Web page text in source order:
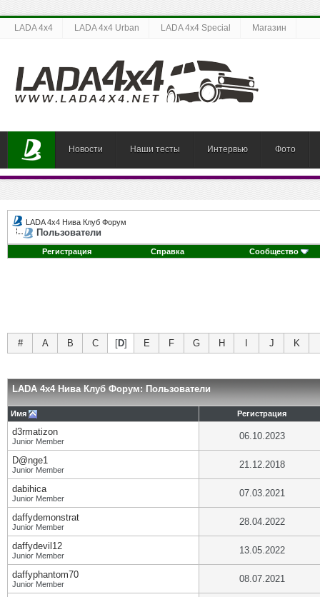
LADA 4x4 LADA 4x4 Urban LADA 4x4 Special Магазин
Новости Наши тесты Интервью Фото
LADA 4x4 Нива Клуб Форум
Пользователи
Регистрация Справка Сообщество
# A B C [D] E F G H J K
LADA 4x4 Нива Клуб Форум: Пользователи
Имя Регистрация
d3rmatizon
Junior Member 06.10.2023
D@nge1
Junior Member 21.12.2018
dabihica
Junior Member 07.03.2021
daffydemonstrat
Junior Member 28.04.2022
daffydevil12
Junior Member 13.05.2022
daffyphantom70
Junior Member 08.07.2021